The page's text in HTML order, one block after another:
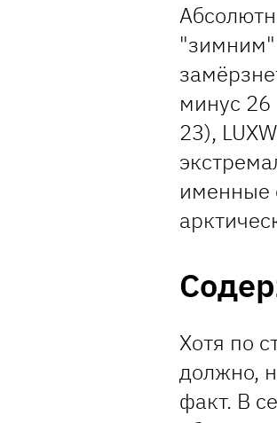
"зимним"
минус
23),
именные
Хотя по
должно,
факт. В